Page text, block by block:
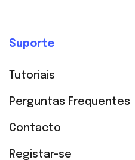
Suporte
Tutoriais
Perguntas Frequentes
Contacto
Registar-se